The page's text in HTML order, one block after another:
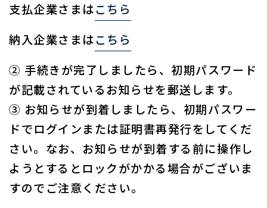
支払企業さまはこちら
納入企業さまはこちら
② 手続きが完了しましたら、初期パスワード
が記載されているお知らせを郵送します。
③ お知らせが到着しましたら、初期パスワー
ドでログインまたは証明書再発行をしてくだ
さい。なお、お知らせが到着する前に操作し
ようとするとロックがかかる場合がございま
すのでご注意ください。